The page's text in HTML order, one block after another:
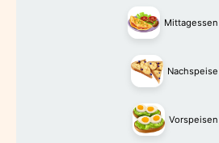
Mittagessen
Nachspeise
Vorspeisen